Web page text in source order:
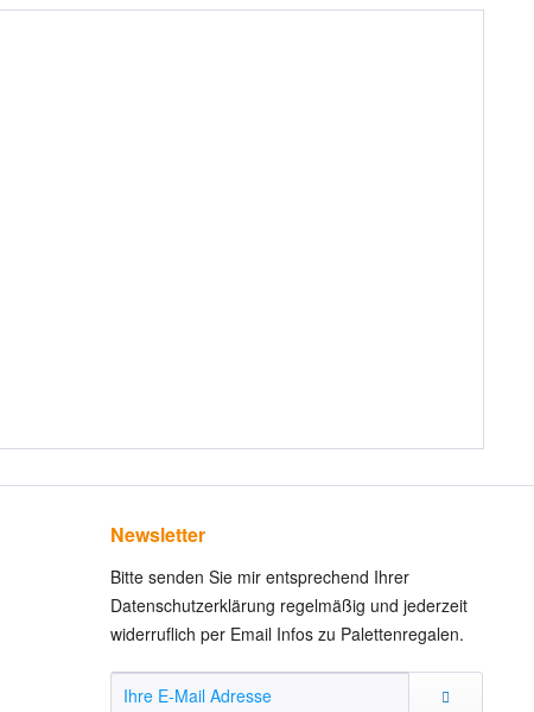
Newsletter
Bitte senden Sie mir entsprechend Ihrer
Datenschutzerklärung regelmäßig und jederzeit
widerruflich per Email Infos zu Palettenregalen.